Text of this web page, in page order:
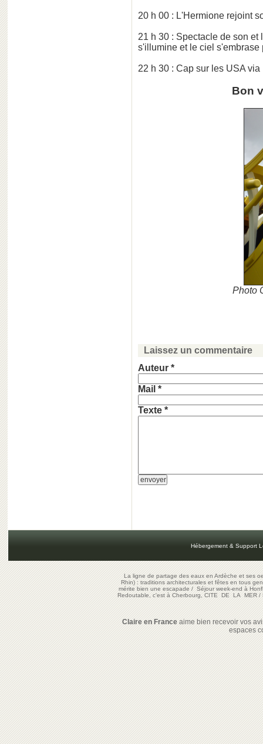
20 h 00 : L'Hermione rejoint
21 h 30 : Spectacle de son
s'illumine et le ciel
22 h 30 : Cap sur les USA
Bon
Photo
Laissez un commentaire
Auteur *
Mail *
Texte *
Hébergement & Support
La ligne de partage des eaux en Ardèche et ses
Rhin) : traditions architecturales et fêtes en tous
mérite bien une escapade/Séjour week-end à
Redoutable, c'est à Cherbourg, CITE DE LA MER/
Claire en Franceaime bien recevoir vos
espaces